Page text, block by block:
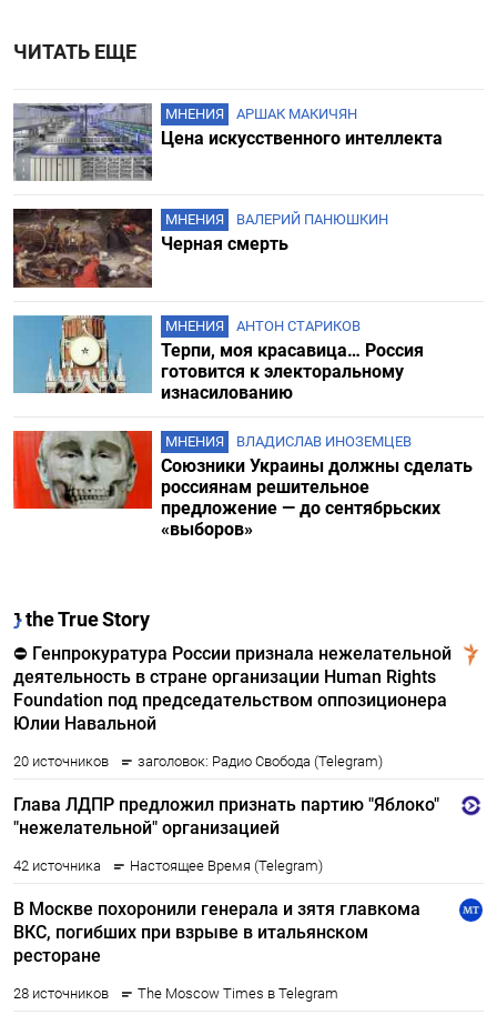
ЧИТАТЬ ЕЩЕ
МНЕНИЯ АРШАК МАКИЧЯН
Цена искусственного интеллекта
МНЕНИЯ ВАЛЕРИЙ ПАНЮШКИН
Черная смерть
МНЕНИЯ АНТОН СТАРИКОВ
Терпи, моя красавица… Россия
готовится к электоральному
изнасилованию
МНЕНИЯ ВЛАДИСЛАВ ИНОЗЕМЦЕВ
Союзники Украины должны сделать
россиянам решительное
предложение — до сентябрьских
«выборов»